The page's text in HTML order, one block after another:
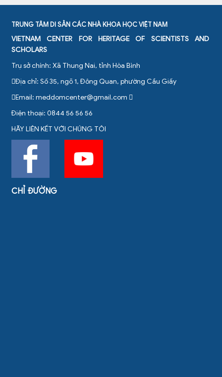
TRUNG TÂM DI SẢN CÁC NHÀ KHOA HỌC VIỆT NAM
VIETNAM CENTER FOR HERITAGE OF SCIENTISTS AND
SCHOLARS
Trụ sở chính: Xã Thung Nai, tỉnh Hòa Bình
Địa chỉ: Số 35, ngõ 1, Đông Quan, phường Cầu Giấy
Email: meddomcenter@gmail.com
Điện thoại: 0844 56 56 56
HÃY LIÊN KẾT VỚI CHÚNG TÔI
CHỈ ĐƯỜNG